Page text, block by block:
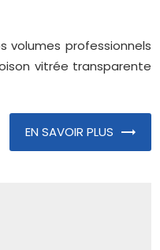
volumes professionnels
vitrée transparente
EN SAVOIR PLUS